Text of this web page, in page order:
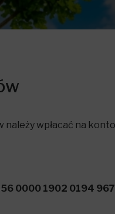
należy wpłacać na
0000 1902 0194